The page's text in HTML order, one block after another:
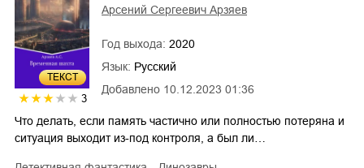
ТЕКСТ
3
Добавлено 10.12.2023 01:36
Арсений Сергеевич Арзяев
Год выхода: 2020
Язык: Русский
Что делать, если память частично или полностью потеряна и
ситуация выходит из-под контроля, а был ли…